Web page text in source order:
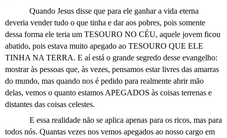
Quando Jesus disse que para ele ganhar a vida eterna
deveria vender tudo o que tinha e dar aos pobres, pois somente
dessa forma ele teria um TESOURO NO CÉU, aquele jovem ficou
abatido, pois estava muito apegado ao TESOURO QUE ELE
TINHA NA TERRA. E aí está o grande segredo desse evangelho:
mostrar às pessoas que, às vezes, pensamos estar livres das amarras
do mundo, mas quando nos é pedido para realmente abrir mão
delas, vemos o quanto estamos APEGADOS às coisas terrenas e
distantes das coisas celestes.
E essa realidade não se aplica apenas para os ricos, mas para
todos nós. Quantas vezes nos vemos apegados ao nosso cargo em